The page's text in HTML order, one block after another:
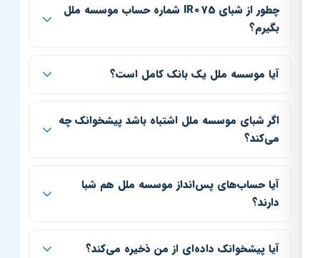
چطور از شبای IR075 شماره حساب موسسه ملل
بگیرم؟
آیا موسسه ملل یک بانک کامل است؟
اگر شبای موسسه ملل اشتباه باشد پیشخوانک چه
می‌کند؟
آیا حساب‌های پس‌انداز موسسه ملل هم شبا
دارند؟
آیا پیشخوانک داده‌ای از من ذخیره می‌کند؟